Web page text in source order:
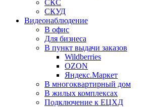
СКС
СКУД
Видеонаблюдение
В офис
Для бизнеса
В пункт выдачи заказов
Wildberries
OZON
Яндекс.Маркет
В многоквартирный дом
В жилых комплексах
Подключение к ЕЦХД